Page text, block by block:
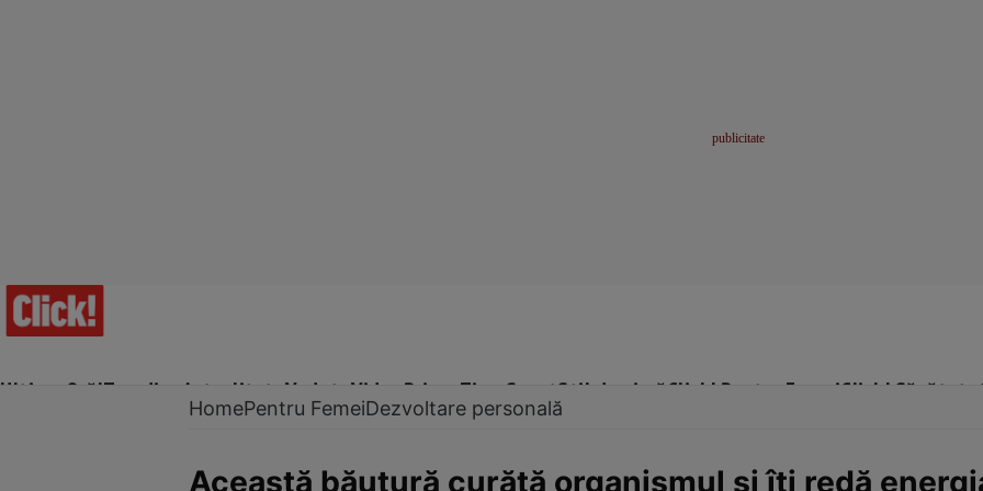
Ultima Oră!Trending Actualitate Vedete Video Prime Time SportStil de viațăClick! Pentru FemeiClick! Sănătate
HomePentru FemeiDezvoltare personală
Această băutură curăţă organismul şi îţi redă